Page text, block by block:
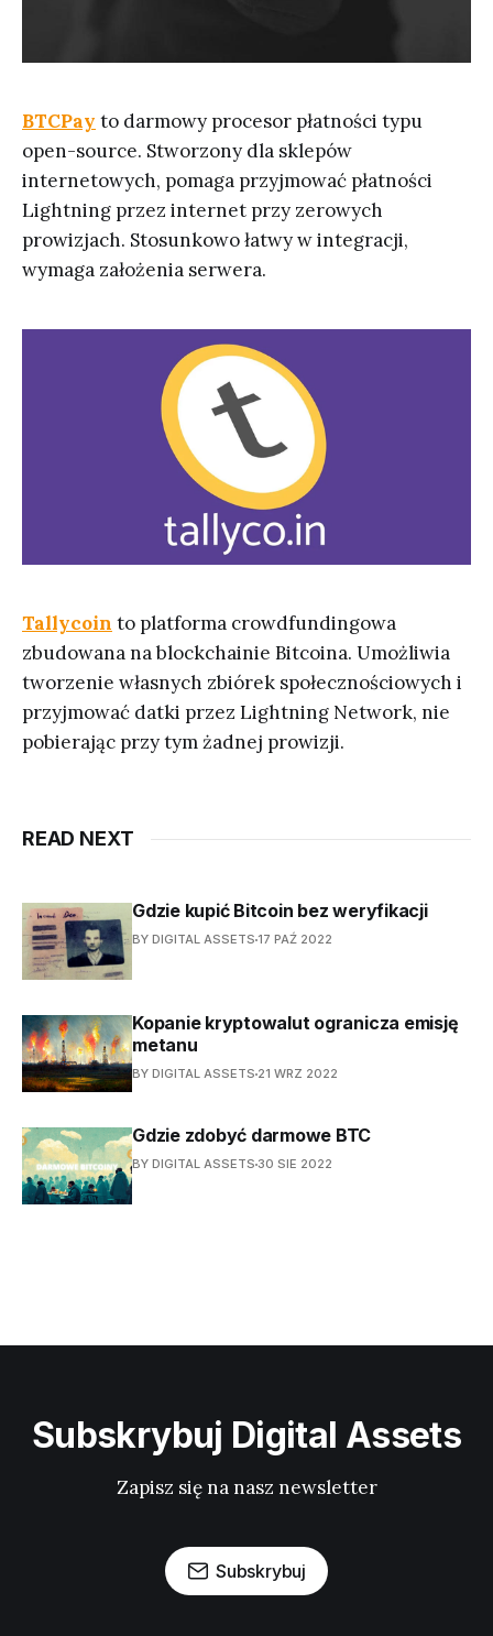
BTCPay to darmowy procesor płatności typu
open-source. Stworzony dla sklepów
internetowych, pomaga przyjmować płatności
Lightning przez internet przy zerowych
prowizjach. Stosunkowo łatwy w integracji,
wymaga założenia serwera.
Tallycoin to platforma crowdfundingowa
zbudowana na blockchainie Bitcoina. Umożliwia
tworzenie własnych zbiórek społecznościowych i
przyjmować datki przez Lightning Network, nie
pobierając przy tym żadnej prowizji.
READ NEXT
Gdzie kupić Bitcoin bez weryfikacji
BY DIGITAL ASSETS 17 PAŹ 2022
Kopanie kryptowalut ogranicza emisję
metanu
BY DIGITAL ASSETS 21 WRZ 2022
Gdzie zdobyć darmowe BTC
BY DIGITAL ASSETS 30 SIE 2022
Subskrybuj Digital Assets
Zapisz się na nasz newsletter
Subskrybuj